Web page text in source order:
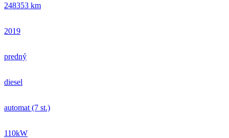
248353 km
2019
predný
diesel
automat (7 st.)
110kW